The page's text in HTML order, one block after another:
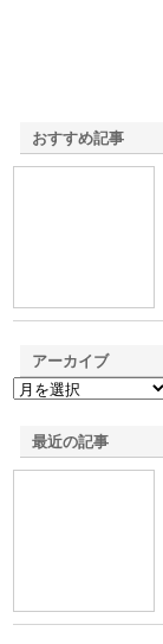
おすすめ記事
アーカイブ
最近の記事